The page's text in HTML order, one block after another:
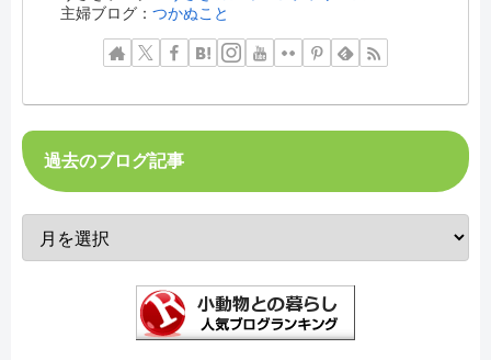
主婦ブログ：つかぬこと
過去のブログ記事